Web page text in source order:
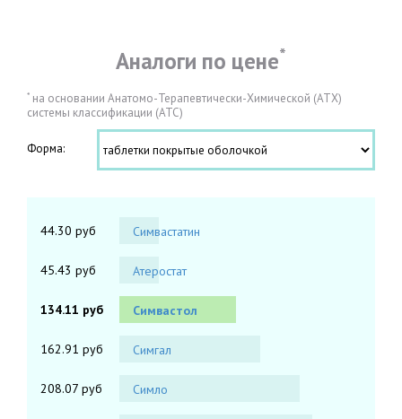
Аналоги по цене*
* на основании Анатомо-Терапевтически-Химической (АТХ)
системы классификации (АТС)
Форма:
44.30 руб Симвастатин
45.43 руб Атеростат
134.11 руб Симвастол
162.91 руб Симгал
208.07 руб Симло